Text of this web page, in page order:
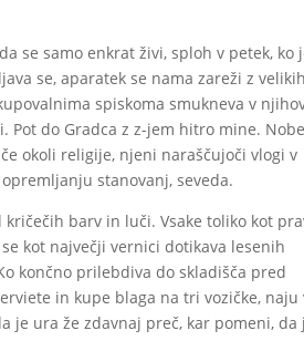
se samo enkrat živi, sploh v petek, ko
se, aparatek se nama zareži z velikih
spiskoma smukneva v
Pot do Gradca z z-jem hitro mine.
okoli religije, njeni naraščujoči vlogi v
stanovanj, seveda.
barv in luči. Vsake toliko kot
kot največji vernici dotikava lesenih
končno prilebdiva do skladišča pred
in kupe blaga na tri vozičke, naju
je ura že zdavnaj preč, kar pomeni, da